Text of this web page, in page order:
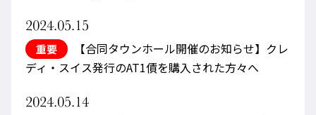
2024.05.15
重要
【合同タウンホール開催のお知らせ】クレ
ディ・スイス発行のAT1債を購入された方々へ
2024.05.14